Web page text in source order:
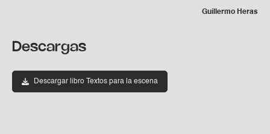
Guillermo Heras
Descargas
Descargar libro Textos para la escena